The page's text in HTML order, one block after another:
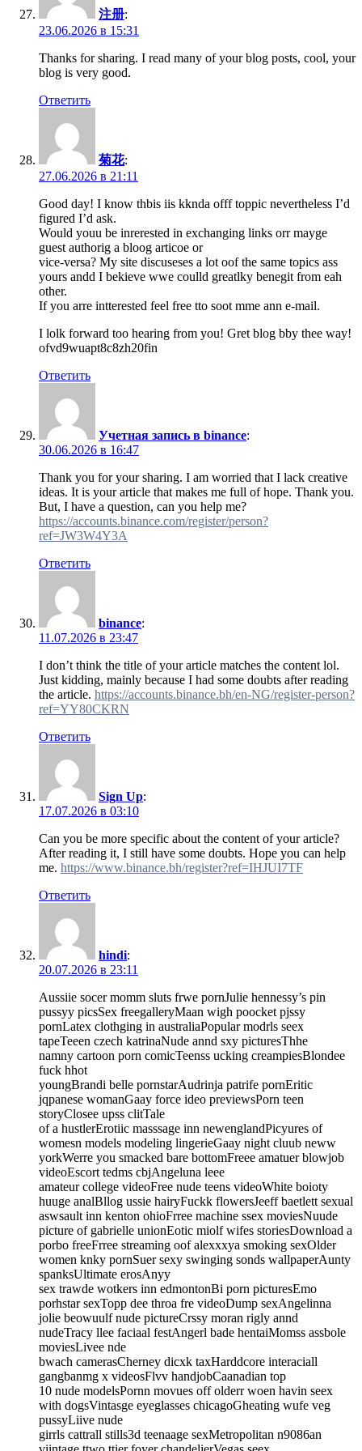
注册:
23.06.2026 в 15:31
Thanks for sharing. I read many of your blog posts, cool, your
blog is very good.
Ответить
菊花:
27.06.2026 в 21:11
Good day! I know thbis iis kknda offf toppic nevertheless I’d
figured I’d ask.
Would youu be inrerested in exchanging links orr mayge
guest authorig a bloog articoe or
vice-versa? My site discuseses a lot oof the same topics ass
yours andd I bekieve wwe coulld greatlky benegit from eah
other.
If you arre intterested feel free tto soot mme ann e-mail.
I lolk forward too hearing from you! Gret blog bby thee way!
ofvd9wuapt8c8zh20fin
Ответить
Учетная запись в binance:
30.06.2026 в 16:47
Thank you for your sharing. I am worried that I lack creative
ideas. It is your article that makes me full of hope. Thank you.
But, I have a question, can you help me?
https://accounts.binance.com/register/person?
ref=JW3W4Y3A
Ответить
binance:
11.07.2026 в 23:47
I don’t think the title of your article matches the content lol.
Just kidding, mainly because I had some doubts after reading
the article. https://accounts.binance.bh/en-NG/register-person?
ref=YY80CKRN
Ответить
Sign Up:
17.07.2026 в 03:10
Can you be more specific about the content of your article?
After reading it, I still have some doubts. Hope you can help
me. https://www.binance.bh/register?ref=IHJUI7TF
Ответить
hindi:
20.07.2026 в 23:11
Aussiie socer momm sluts frwe pornJulie hennessy’s pin
pussyy picsSex freegalleryMaan wigh poocket pjssy
pornLatex clothging in australiaPopular modrls seex
tapeTeeen czech katrinaNude annd sxy picturesThhe
namny cartoon porn comicTeenss ucking creampiesBlondee
fuck hhot
youngBrandi belle pornstarAudrinja patrife pornEritic
jqpanese womanGaay force ideo previewsPorn teen
storyClosee upss clitTale
of a hustlerErotiic masssage inn newenglandPicyures of
womesn models modeling lingerieGaay night cluub neww
yorkWerre you smacked bare bottomFreee amatuer blowjob
videoEscort tedms cbjAngeluna leee
amateur college videoFree nude teens videoWhite boioty
huuge analBllog ussie hairyFuckk flowersJeeff baetlett sexual
aswsault inn kenton ohioFrree machine ssex moviesNuude
picture of gabrielle unionEotic miolf wifes storiesDownload a
porbo freeFrree streaming oof alexxxya smoking sexOlder
women knky pornSuer sexy swinging sonds wallpaperAunty
spanksUltimate erosAnyy
sex trawde wotkers inn edmontonBi porn picturesEmo
porhstar sexTopp dee throa fre videoDump sexAngelinna
jolie beowuulf nude pictureCrssy moran rigly annd
nudeTracy llee faciaal festAngerl bade hentaiMomss assbole
moviesLivee nde
bwach camerasCherney dicxk taxHarddcore interaciall
gangbanmg x videosFlvv handjobCaanadian top
10 nude modelsPornn movues off olderr woen havin seex
with dogsVintasge eyeglasses chicagoGheating wufe veg
pussyLiive nude
girrls cattrall stills3d teenaage sexMetropolitan n9086an